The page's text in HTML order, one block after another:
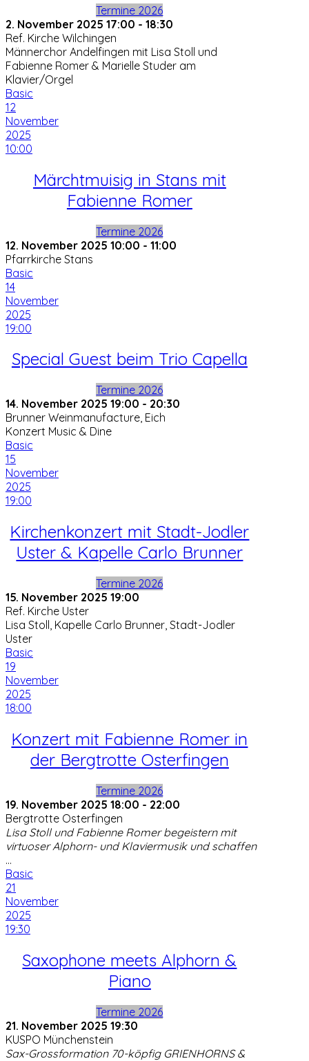
Termine 2026
2. November 2025 17:00 - 18:30
Ref. Kirche Wilchingen
Männerchor Andelfingen mit Lisa Stoll und
Fabienne Romer & Marielle Studer am
Klavier/Orgel
Basic
12
November
2025
10:00
Märchtmuisig in Stans mit
Fabienne Romer
Termine 2026
12. November 2025 10:00 - 11:00
Pfarrkirche Stans
Basic
14
November
2025
19:00
Special Guest beim Trio Capella
Termine 2026
14. November 2025 19:00 - 20:30
Brunner Weinmanufacture, Eich
Konzert Music & Dine
Basic
15
November
2025
19:00
Kirchenkonzert mit Stadt-Jodler
Uster & Kapelle Carlo Brunner
Termine 2026
15. November 2025 19:00
Ref. Kirche Uster
Lisa Stoll, Kapelle Carlo Brunner, Stadt-Jodler
Uster
Basic
19
November
2025
18:00
Konzert mit Fabienne Romer in
der Bergtrotte Osterfingen
Termine 2026
19. November 2025 18:00 - 22:00
Bergtrotte Osterfingen
Lisa Stoll und Fabi­enne Romer begeis­tern mit
virtuo­ser Alphorn- und Klavier­mu­sik und schaf­fen
...
Basic
21
November
2025
19:30
Saxophone meets Alphorn &
Piano
Termine 2026
21. November 2025 19:30
KUSPO Münchenstein
Sax-Grossformation 70-köpfig GRIENHORNS &